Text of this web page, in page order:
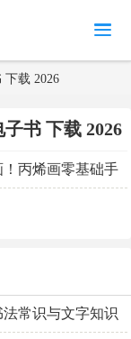
MENU
下载 2026
书 下载 2026
！丙烯画零基础手
常识与文字知识